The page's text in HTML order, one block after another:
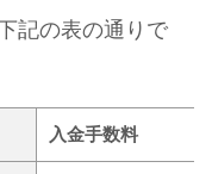
記の表の通りで
入金手数料